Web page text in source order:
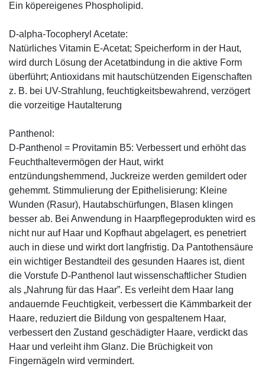
Ein köpereigenes Phospholipid.
D-alpha-Tocopheryl Acetate:
Natürliches Vitamin E-Acetat; Speicherform in der Haut,
wird durch Lösung der Acetatbindung in die aktive Form
überführt; Antioxidans mit hautschützenden Eigenschaften
z. B. bei UV-Strahlung, feuchtigkeitsbewahrend, verzögert
die vorzeitige Hautalterung
Panthenol:
D-Panthenol = Provitamin B5: Verbessert und erhöht das
Feuchthaltevermögen der Haut, wirkt
entzündungshemmend, Juckreize werden gemildert oder
gehemmt. Stimmulierung der Epithelisierung: Kleine
Wunden (Rasur), Hautabschürfungen, Blasen klingen
besser ab. Bei Anwendung in Haarpflegeprodukten wird es
nicht nur auf Haar und Kopfhaut abgelagert, es penetriert
auch in diese und wirkt dort langfristig. Da Pantothensäure
ein wichtiger Bestandteil des gesunden Haares ist, dient
die Vorstufe D-Panthenol laut wissenschaftlicher Studien
als „Nahrung für das Haar”. Es verleiht dem Haar lang
andauernde Feuchtigkeit, verbessert die Kämmbarkeit der
Haare, reduziert die Bildung von gespaltenem Haar,
verbessert den Zustand geschädigter Haare, verdickt das
Haar und verleiht ihm Glanz. Die Brüchigkeit von
Fingernägeln wird vermindert.